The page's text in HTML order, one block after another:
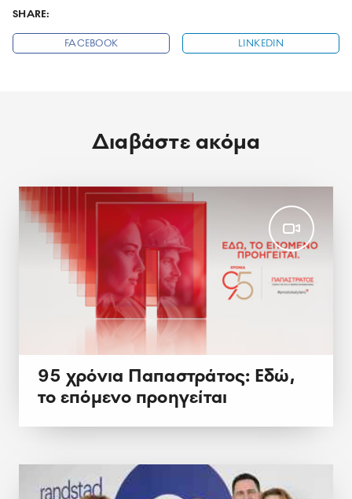
SHARE:
FACEBOOK LINKEDIN
Διαβάστε ακόμα
95 χρόνια Παπαστράτος: Εδώ,
το επόμενο προηγείται